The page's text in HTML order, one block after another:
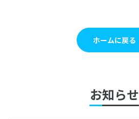
ホームに戻る
お知らせ